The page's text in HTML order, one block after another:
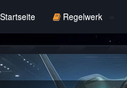
Startseite Regelwerk